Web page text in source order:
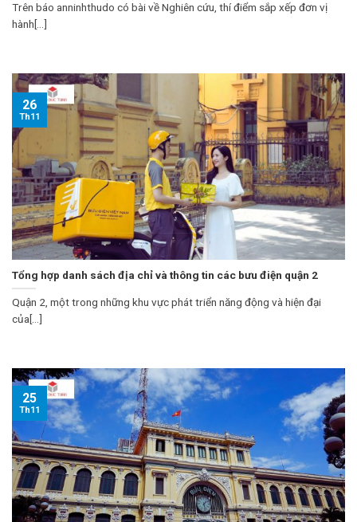
Trên báo anninhthudo có bài về Nghiên cứu, thí điểm sắp xếp đơn vị
hành[...]
Tổng hợp danh sách địa chỉ và thông tin các bưu điện quận 2
Quận 2, một trong những khu vực phát triển năng động và hiện đại
của[...]
26
Th11
25
Th11